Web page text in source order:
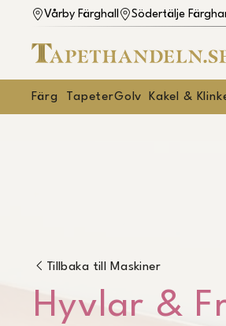
Vårby Färghall Södertälje
Färg TapeterGolv Kakel &
Tillbaka till Maskiner
Hyvlar &